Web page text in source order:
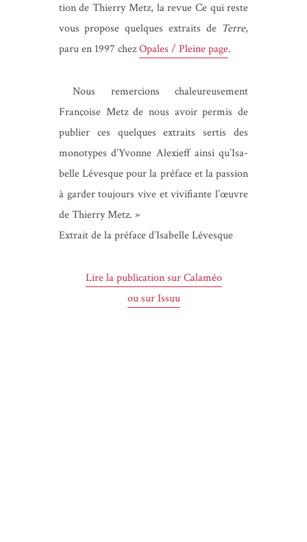
tion de Thier­ry Metz, la revue Ce qui reste
vous pro­pose quelques extraits de Terre,
paru en 1997 chezOpales / Pleine page.
Nous remer­cions cha­leu­reu­se­ment
Fran­çoise Metz de nous avoir per­mis de
publier ces quelques extraits ser­tis des
mono­types d’Y­vonne Alexieff ain­si qu’I­sa­
belle Lévesque pour la pré­face et la pas­sion
à gar­der tou­jours vive et vivi­fiante l’œuvre
de Thier­ry Metz. »
Extrait de la pré­face d’I­sa­belle Lévesque
Lire la publi­ca­tion sur Calaméo
ou sur Issuu